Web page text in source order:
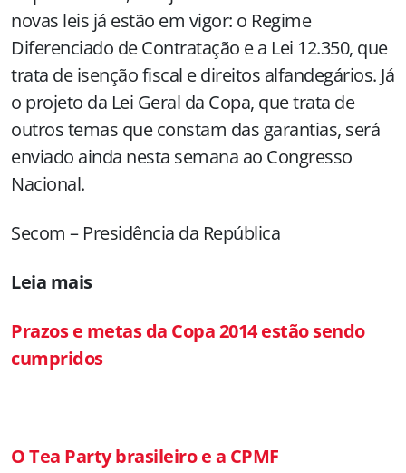
novas leis já estão em vigor: o Regime
Diferenciado de Contratação e a Lei 12.350, que
trata de isenção fiscal e direitos alfandegários. Já
o projeto da Lei Geral da Copa, que trata de
outros temas que constam das garantias, será
enviado ainda nesta semana ao Congresso
Nacional.
Secom – Presidência da República
Leia mais
Prazos e metas da Copa 2014 estão sendo
cumpridos
O Tea Party brasileiro e a CPMF